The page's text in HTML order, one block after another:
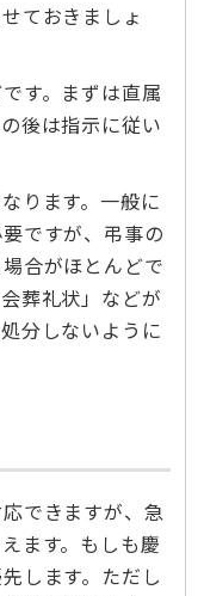
ておきましょ
す。まずは直属
後は指示に従い
ります。一般に
ですが、弔事の
合がほとんどで
葬礼状」などが
分しないように
できますが、急
ます。もしも慶
します。ただし